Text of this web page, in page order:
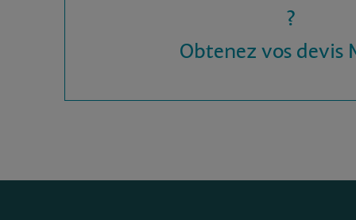
?
Obtenez vos devis